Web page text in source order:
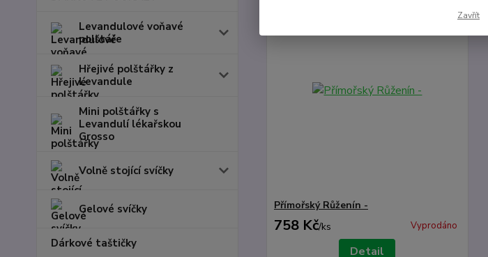
Levandulové voňavé
polštáře
Hřejivé polštářky z
Levandule
Mini polštářky s
Levandulí lékařskou
Grosso
Volně stojící svíčky
Gelové svíčky
Dárkové taštičky
Přímořský Růženín -
758 Kč/ks Vyprodáno
Detail
Zavřít